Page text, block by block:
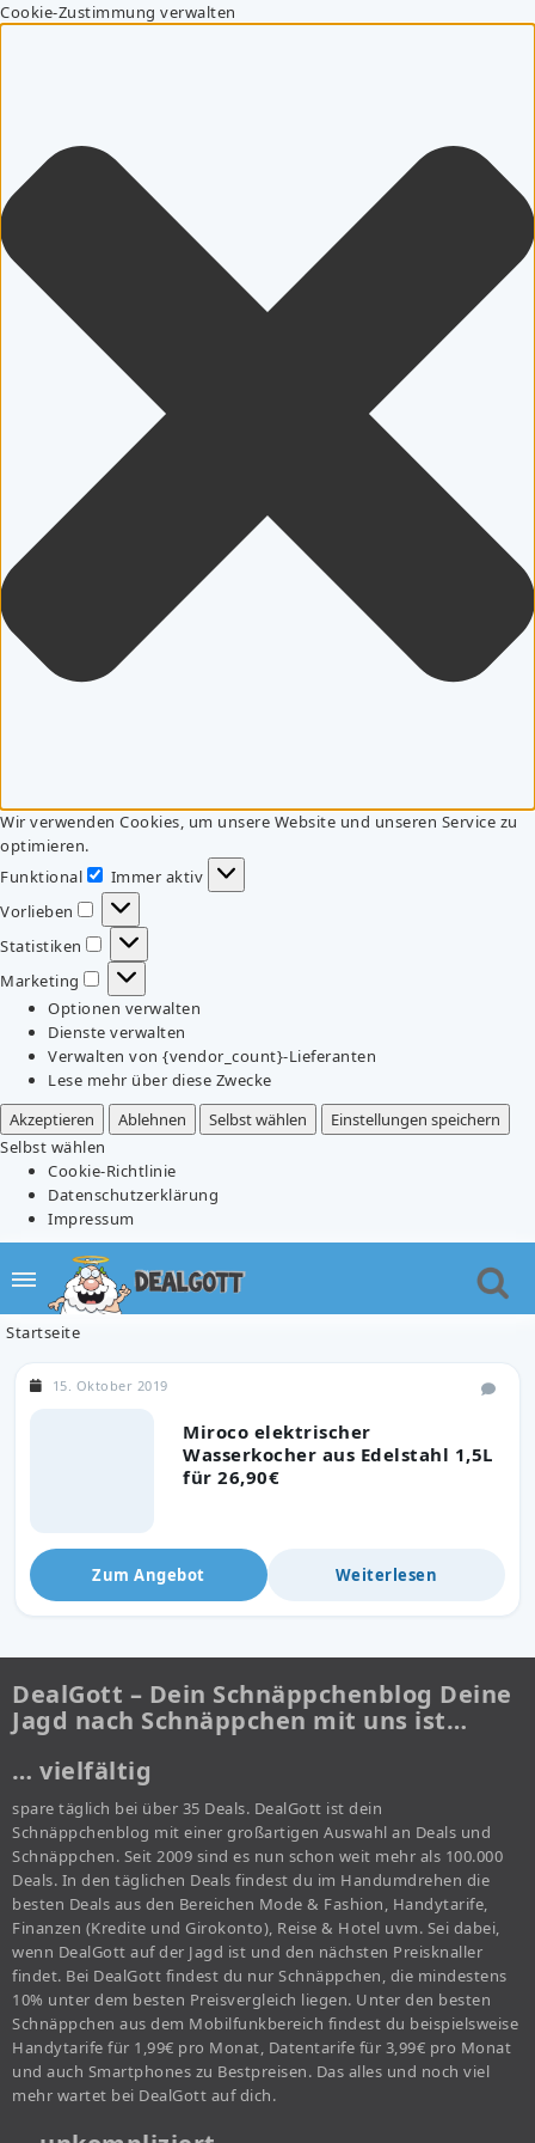
Cookie-Zustimmung verwalten
Wir verwenden Cookies, um unsere Website und unseren Service zu
optimieren.
Funktional
Funktional
Immer aktiv
Vorlieben
Vorlieben
Statistiken
Statistiken
Marketing
Marketing
Optionen verwalten
Dienste verwalten
Verwalten von {vendor_count}-Lieferanten
Lese mehr über diese Zwecke
Akzeptieren
Ablehnen Selbst wählen
Einstellungen speichern
Selbst wählen
Cookie-Richtlinie
Datenschutzerklärung
Impressum
Startseite
Miroco elektrischer
Wasserkocher aus Edelstahl 1,5L
für 26,90€
15. Oktober 2019
Zum Angebot Weiterlesen
DealGott – Dein Schnäppchenblog Deine
Jagd nach Schnäppchen mit uns ist…
… vielfältig
spare täglich bei über 35 Deals. DealGott ist dein
Schnäppchenblog mit einer großartigen Auswahl an Deals und
Schnäppchen. Seit 2009 sind es nun schon weit mehr als 100.000
Deals. In den täglichen Deals findest du im Handumdrehen die
besten Deals aus den Bereichen Mode & Fashion, Handytarife,
Finanzen (Kredite und Girokonto), Reise & Hotel uvm. Sei dabei,
wenn DealGott auf der Jagd ist und den nächsten Preisknaller
findet. Bei DealGott findest du nur Schnäppchen, die mindestens
10% unter dem besten Preisvergleich liegen. Unter den besten
Schnäppchen aus dem Mobilfunkbereich findest du beispielsweise
Handytarife für 1,99€ pro Monat, Datentarife für 3,99€ pro Monat
und auch Smartphones zu Bestpreisen. Das alles und noch viel
mehr wartet bei DealGott auf dich.